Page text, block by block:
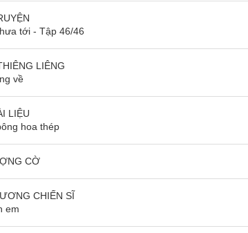
tới - Tập 46/46
LIÊNG
về
LIỆU
hoa thép
CỜ
CHIẾN SĨ
em
từng hình dung viết văn là
việc của sự hư cấu, một
tạo hình mọi thứ theo ý mình...
THỊ TÚ NGỌC)
NHỮNG
HỒNG